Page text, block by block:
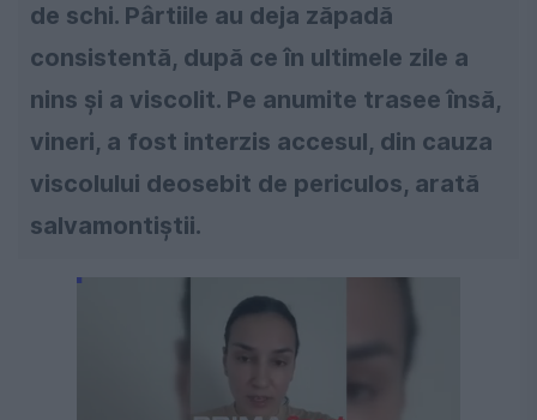
de schi. Pârtiile au deja zăpadă
consistentă, după ce în ultimele zile a
nins și a viscolit. Pe anumite trasee însă,
vineri, a fost interzis accesul, din cauza
viscolului deosebit de periculos, arată
salvamontiștii.